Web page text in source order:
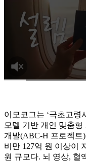
이모코그는 ‘극초고령
모델 기반 개인 맞춤
개발(ABC-H 프로젝트
비만 127억 원 이상이
원 규모다. 뇌 영상, 혈